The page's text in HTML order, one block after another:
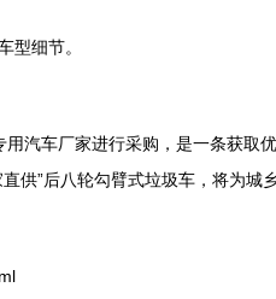
型细节。
汽车厂家进行采购，是一条获取
供”后八轮勾臂式垃圾车，将为城